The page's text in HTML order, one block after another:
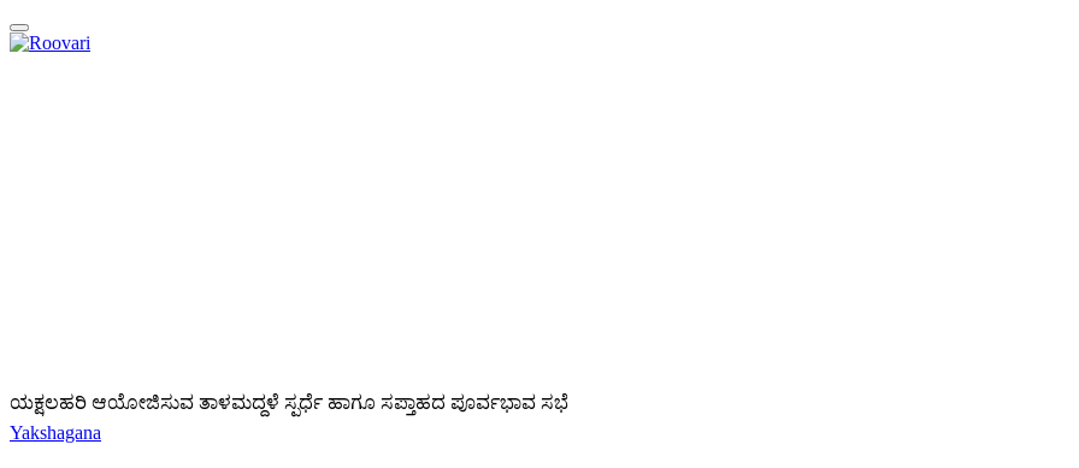
ಯಕ್ಷಲಹರಿ ಆಯೋಜಿಸುವ ತಾಳಮದ್ದಳೆ ಸ್ಪರ್ಧೆ ಹಾಗೂ ಸಪ್ತಾಹದ ಪೂರ್ವಭಾವ ಸಭೆ
Yakshagana